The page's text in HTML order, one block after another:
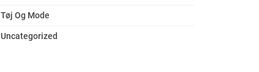
Tøj Og Mode
Uncategorized